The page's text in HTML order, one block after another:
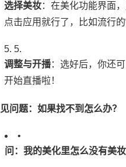
​选择美妆​：在美化功能界面
点击应用就行了，比如流行的
5.
​调整与开播​：选好后，你还
开始直播啦！
见问题：如果找不到怎么办？​
•
问：我的美化里怎么没有美妆